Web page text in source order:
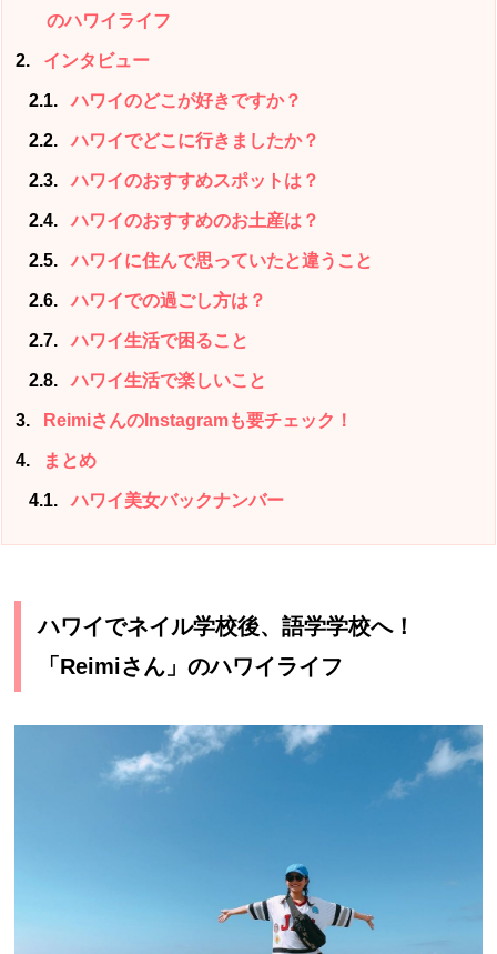
のハワイライフ
2 インタビュー
2.1 ハワイのどこが好きですか？
2.2 ハワイでどこに行きましたか？
2.3 ハワイのおすすめスポットは？
2.4 ハワイのおすすめのお土産は？
2.5 ハワイに住んで思っていたと違うこと
2.6 ハワイでの過ごし方は？
2.7 ハワイ生活で困ること
2.8 ハワイ生活で楽しいこと
3 ReimiさんのInstagramも要チェック！
4 まとめ
4.1 ハワイ美女バックナンバー
ハワイでネイル学校後、語学学校へ！
「Reimiさん」のハワイライフ